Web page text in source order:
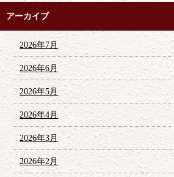
アーカイブ
2026年7月
2026年6月
2026年5月
2026年4月
2026年3月
2026年2月